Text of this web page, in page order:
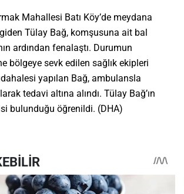
Mahallesi Batı Köy’de meydana
Tülay Bağ, komşusuna ait bal
ardından fenalaştı. Durumun
bölgeye sevk edilen sağlık ekipleri
yapılan Bağ, ambulansla
tedavi altına alındı. Tülay Bağ’ın
bulunduğu öğrenildi. (DHA)